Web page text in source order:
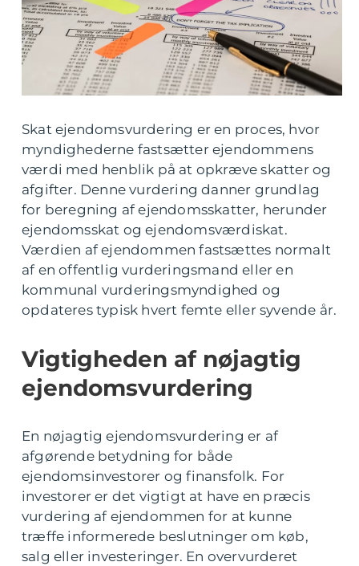
Skat ejendomsvurdering er en proces, hvor
myndighederne fastsætter ejendommens
værdi med henblik på at opkræve skatter og
afgifter. Denne vurdering danner grundlag
for beregning af ejendomsskatter, herunder
ejendomsskat og ejendomsværdiskat.
Værdien af ejendommen fastsættes normalt
af en offentlig vurderingsmand eller en
kommunal vurderingsmyndighed og
opdateres typisk hvert femte eller syvende år.
Vigtigheden af nøjagtig
ejendomsvurdering
En nøjagtig ejendomsvurdering er af
afgørende betydning for både
ejendomsinvestorer og finansfolk. For
investorer er det vigtigt at have en præcis
vurdering af ejendommen for at kunne
træffe informerede beslutninger om køb,
salg eller investeringer. En overvurderet